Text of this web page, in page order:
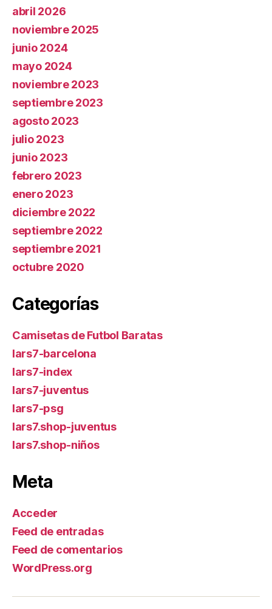
abril 2026
noviembre 2025
junio 2024
mayo 2024
noviembre 2023
septiembre 2023
agosto 2023
julio 2023
junio 2023
febrero 2023
enero 2023
diciembre 2022
septiembre 2022
septiembre 2021
octubre 2020
Categorías
Camisetas de Futbol Baratas
lars7-barcelona
lars7-index
lars7-juventus
lars7-psg
lars7.shop-juventus
lars7.shop-niños
Meta
Acceder
Feed de entradas
Feed de comentarios
WordPress.org